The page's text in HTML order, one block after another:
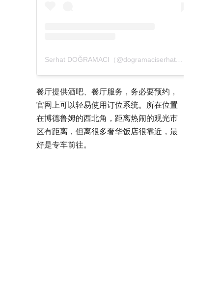
Serhat DOĞRAMACI（@dogramaciserhat）分享的贴文
餐厅提供酒吧、餐厅服务，务必要预约，
官网上可以轻易使用订位系统。所在位置
在博德鲁姆的西北角，距离热闹的观光市
区有距离，但离很多奢华饭店很靠近，最
好是专车前往。